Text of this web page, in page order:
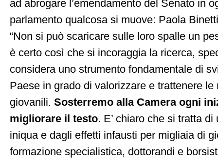
ad abrogare l’emendamento del Senato in
parlamento qualcosa si muove: Paola
“Non si può scaricare sulle loro spalle un
è certo così che si incoraggia la ricerca,
considera uno strumento fondamentale di
Paese in grado di valorizzare e trattenere
giovanili. Sosterremo alla Camera ogni
migliorare il testo. E’ chiaro che si tratta
iniqua e dagli effetti infausti per migliaia di
formazione specialistica, dottorandi e